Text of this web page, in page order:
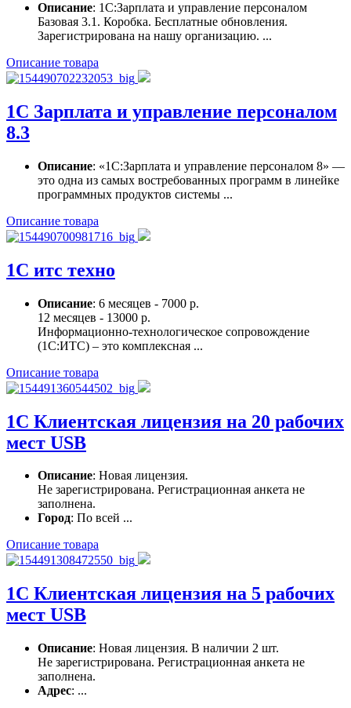
Описание: 1С:Зарплата и управление персоналом
Базовая 3.1. Коробка. Бесплатные обновления.
Зарегистрирована на нашу организацию. ...
Описание товара
1С Зарплата и управление персоналом
8.3
Описание: «1С:Зарплата и управление персоналом 8» —
это одна из самых востребованных программ в линейке
программных продуктов системы ...
Описание товара
1С итс техно
Описание: 6 месяцев - 7000 р.
12 месяцев - 13000 р.
Информационно-технологическое сопровождение
(1С:ИТС) – это комплексная ...
Описание товара
1С Клиентская лицензия на 20 рабочих
мест USB
Описание: Новая лицензия.
Не зарегистрирована. Регистрационная анкета не
заполнена.
Город: По всей ...
Описание товара
1С Клиентская лицензия на 5 рабочих
мест USB
Описание: Новая лицензия. В наличии 2 шт.
Не зарегистрирована. Регистрационная анкета не
заполнена.
Адрес: ...